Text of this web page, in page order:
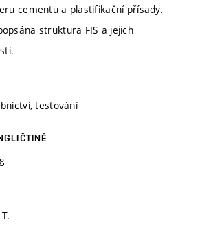
cementu a plastifikační přísady.
struktura FIS a jejich
testování